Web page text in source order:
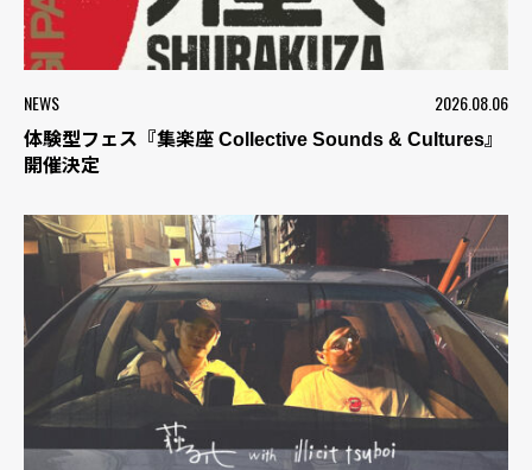
NEWS 2026.08.06
体験型フェス『集楽座 Collective Sounds & Cultures』
開催決定